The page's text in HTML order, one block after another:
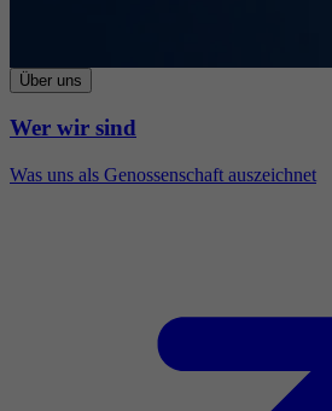
Über uns
Wer wir sind
Was uns als Genossenschaft auszeichnet